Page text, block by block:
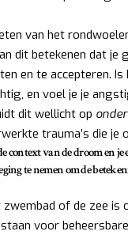
van het
dit betekenen dat je
en te accepteren.
en voel je je
dit wellicht op
trauma’s die je
context van de droom en je
te nemen om de
of de zee is
voor